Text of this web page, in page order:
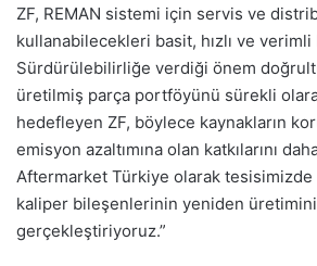
ZF, REMAN sistemi için servis ve
kullanabilecekleri basit, hızlı ve
Sürdürülebilirliğe verdiği önem
üretilmiş parça portföyünü sürekli
hedefleyen ZF, böylece kaynakların
emisyon azaltımına olan katkılarını
Aftermarket Türkiye olarak tesisimizde
kaliper bileşenlerinin yeniden üretimini
gerçekleştiriyoruz.”